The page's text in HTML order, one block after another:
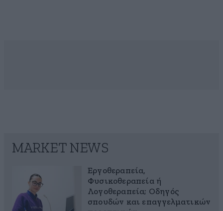
MARKET NEWS
Εργοθεραπεία,
Φυσικοθεραπεία ή
Λογοθεραπεία; Οδηγός
σπουδών και επαγγελματικών